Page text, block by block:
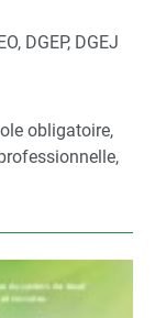
DGEP, DGEJ
obligatoire,